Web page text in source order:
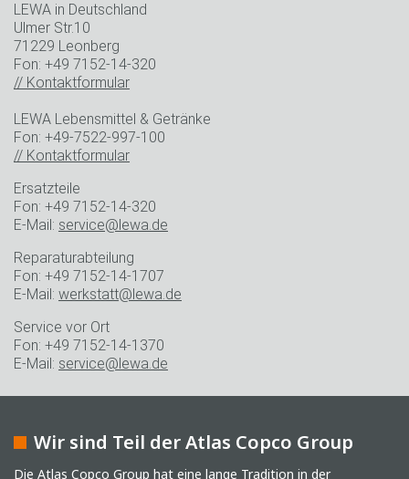
LEWA in Deutschland
Ulmer Str.10
71229 Leonberg
Fon: +49 7152-14-320
// Kontaktformular
LEWA Lebensmittel & Getränke
Fon: +49-7522-997-100
// Kontaktformular
Ersatzteile
Fon: +49 7152-14-320
E-Mail: service@lewa.de
Reparaturabteilung
Fon: +49 7152-14-1707
E-Mail: werkstatt@lewa.de
Service vor Ort
Fon: +49 7152-14-1370
E-Mail: service@lewa.de
Wir sind Teil der Atlas Copco Group
Die Atlas Copco Group hat eine lange Tradition in der